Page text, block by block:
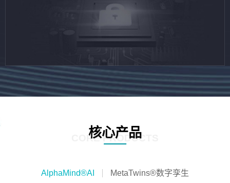
核心产品
CORE PRODUCTS
AlphaMind®AI MetaTwins®数字孪生